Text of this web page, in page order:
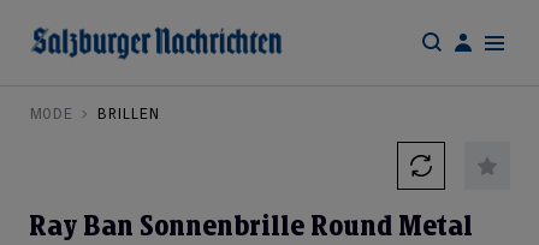
MODE BRILLEN
Ray Ban Sonnenbrille Round Metal